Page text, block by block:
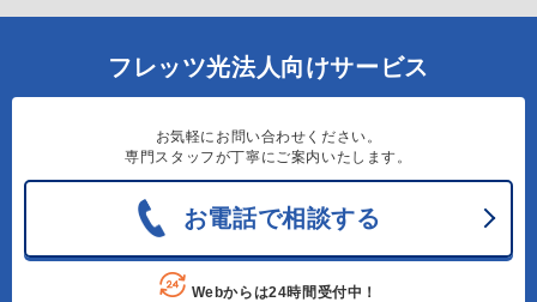
フレッツ光法人向けサービス
お気軽にお問い合わせください。
専門スタッフが丁寧にご案内いたします。
お電話で相談する
Webからは24時間受付中！